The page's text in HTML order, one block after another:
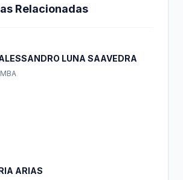
Relacionadas
LUNA SAAVEDRA
ARIAS